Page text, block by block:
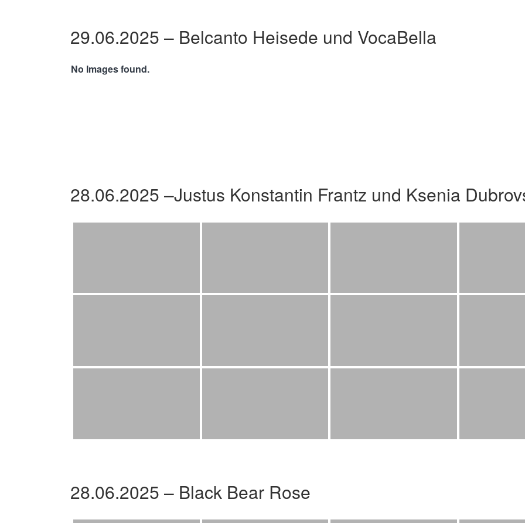
29.06.2025 – Belcanto Heisede und VocaBella
No Images found.
28.06.2025 –Justus Konstantin Frantz und Ksenia
28.06.2025 – Black Bear Rose